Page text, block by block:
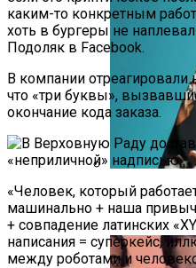
Дуэт Из
каким-то конкретным
хоть в бургеры не
Подоляк в Facebook.
В компании отреагировали
что «три буквы»,
окончание кода заказа.
«Человек, который
машинально + наша
+ совпадение латинских
написания = суперкейс,
между роботами и